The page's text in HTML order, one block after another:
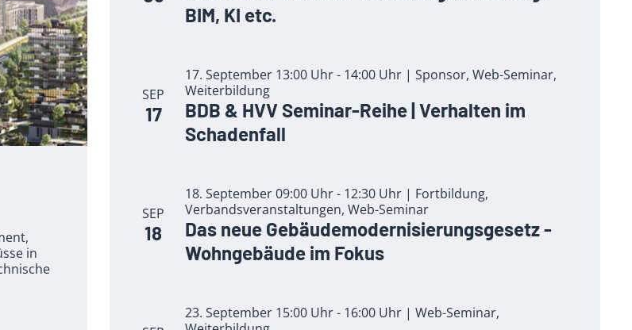
in
BIM, KI etc.
SEP
17
17. September 13:00 Uhr - 14:00 Uhr | Sponsor, Web-Seminar,
Weiterbildung
BDB & HVV Seminar-Reihe | Verhalten im
Schadenfall
SEP
18
18. September 09:00 Uhr - 12:30 Uhr | Fortbildung,
Verbandsveranstaltungen, Web-Seminar
Das neue Gebäudemodernisierungsgesetz -
Wohngebäude im Fokus
23. September 15:00 Uhr - 16:00 Uhr | Web-Seminar,